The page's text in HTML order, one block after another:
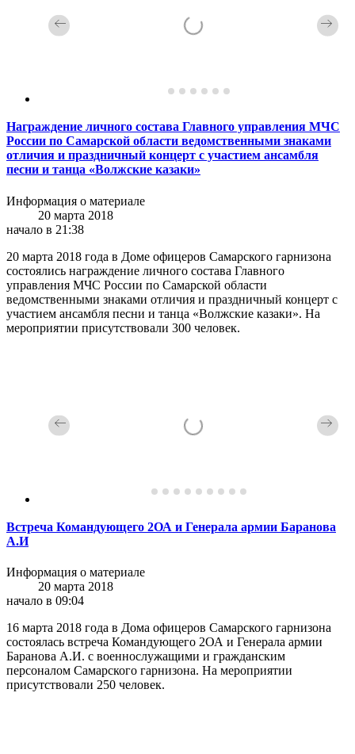
Награждение личного состава Главного управления МЧС
России по Самарской области ведомственными знаками
отличия и праздничный концерт с участием ансамбля
песни и танца «Волжские казаки»
Информация о материале
20 марта 2018
начало в 21:38
20 марта 2018 года в Доме офицеров Самарского гарнизона
состоялись награждение личного состава Главного
управления МЧС России по Самарской области
ведомственными знаками отличия и праздничный концерт с
участием ансамбля песни и танца «Волжские казаки». На
мероприятии присутствовали 300 человек.
Встреча Командующего 2ОА и Генерала армии Баранова
А.И
Информация о материале
20 марта 2018
начало в 09:04
16 марта 2018 года в Дома офицеров Самарского гарнизона
состоялась встреча Командующего 2ОА и Генерала армии
Баранова А.И. с военнослужащими и гражданским
персоналом Самарского гарнизона. На мероприятии
присутствовали 250 человек.